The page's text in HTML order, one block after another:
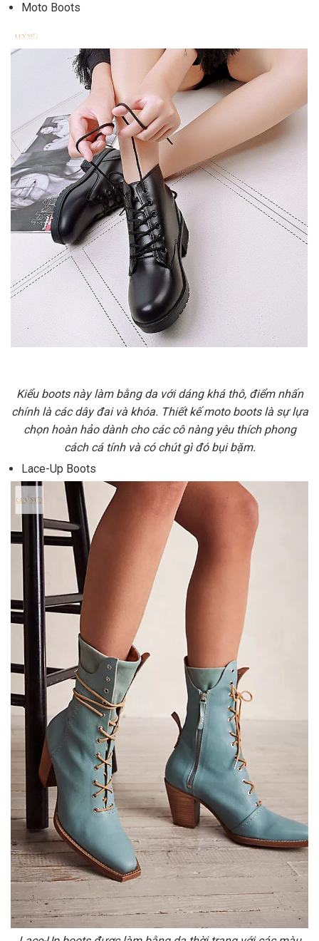
Moto Boots
Kiểu boots này làm bằng da với dáng khá thô, điểm nhấn
chính là các dây đai và khóa. Thiết kế moto boots là sự lựa
chọn hoàn hảo dành cho các cô nàng yêu thích phong
cách cá tính và có chút gì đó bụi bặm.
Lace-Up Boots